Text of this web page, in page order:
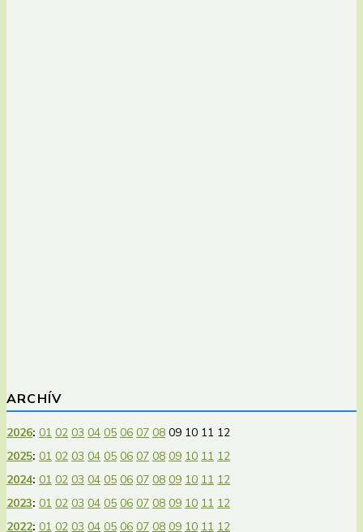
ARCHÍV
2026: 01 02 03 04 05 06 07 08 09 10 11 12
2025: 01 02 03 04 05 06 07 08 09 10 11 12
2024: 01 02 03 04 05 06 07 08 09 10 11 12
2023: 01 02 03 04 05 06 07 08 09 10 11 12
2022: 01 02 03 04 05 06 07 08 09 10 11 12